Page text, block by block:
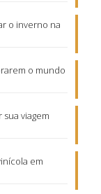
o inverno na
o mundo
viagem
em